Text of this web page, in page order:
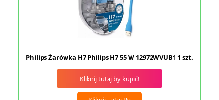
Philips Żarówka H7 Philips H7 55 W 12972WVUB1 1 szt.
Kliknij tutaj by kupić!